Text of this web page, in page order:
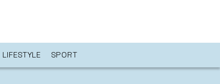
LIFESTYLE SPORT